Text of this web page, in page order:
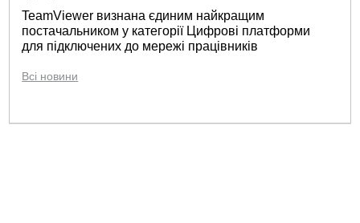
TeamViewer визнана єдиним найкращим
постачальником у категорії Цифрові платформи
для підключених до мережі працівників
Всі новини